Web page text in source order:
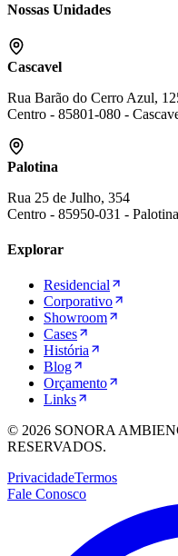
Nossas Unidades
Cascavel
Rua Barão do Cerro Azul,
Centro - 85801-080 -
Palotina
Rua 25 de Julho, 354
Centro - 85950-031 - Palotina
Explorar
Residencial
Corporativo
Showroom
Cases
História
Blog
Orçamento
Links
© 2026 SONORA
RESERVADOS.
PrivacidadeTermos
Fale Conosco